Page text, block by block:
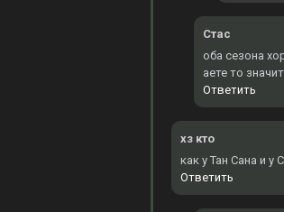
Стас
оба сезона
аете то
Ответить
хз кто
как у Тан Сана и
Ответить